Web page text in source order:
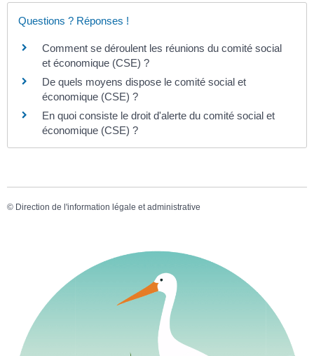
Questions ? Réponses !
Comment se déroulent les réunions du comité social
et économique (CSE) ?
De quels moyens dispose le comité social et
économique (CSE) ?
En quoi consiste le droit d'alerte du comité social et
économique (CSE) ?
© Direction de l'information légale et administrative